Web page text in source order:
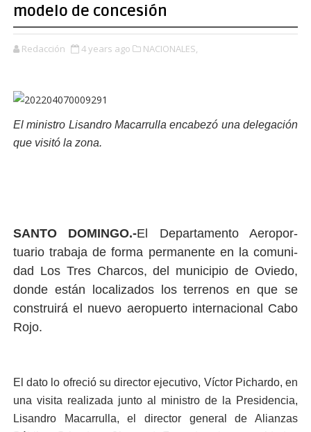
modelo de concesión
Redacción 4 years ago NACIONALES,
El ministro Lisandro Macarrulla encabezó una delegación
que visitó la zona.
SANTO DOMINGO.-El Departamento Aeropor­
tuario trabaja de forma permanente en la comuni­
dad Los Tres Charcos, del municipio de Oviedo,
don­de están localizados los te­rrenos en que se
construirá el nuevo aeropuerto inter­nacional Cabo
Rojo.
El dato lo ofreció su di­rector ejecutivo, Víctor Pi­chardo, en
una visita reali­zada junto al ministro de la Presidencia,
Lisandro Ma­carrulla, el director general de Alianzas